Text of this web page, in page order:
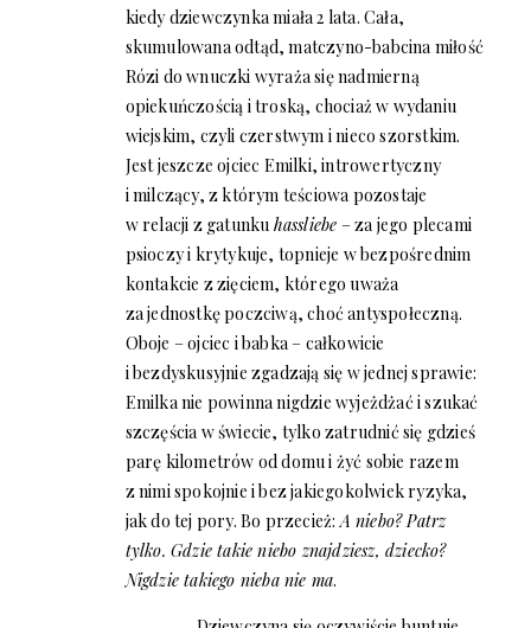
kiedy dziewczynka miała 2 lata. Cała,
skumulowana odtąd, matczyno-babcina miłość
Rózi do wnuczki wyraża się nadmierną
opiekuńczością i troską, chociaż w wydaniu
wiejskim, czyli czerstwym i nieco szorstkim.
Jest jeszcze ojciec Emilki, introwertyczny
i milczący, z którym teściowa pozostaje
w relacji z gatunku hassliebe – za jego plecami
psioczy i krytykuje, topnieje w bezpośrednim
kontakcie z zięciem, którego uważa
za jednostkę poczciwą, choć antyspołeczną.
Oboje – ojciec i babka – całkowicie
i bezdyskusyjnie zgadzają się w jednej sprawie:
Emilka nie powinna nigdzie wyjeżdżać i szukać
szczęścia w świecie, tylko zatrudnić się gdzieś
parę kilometrów od domu i żyć sobie razem
z nimi spokojnie i bez jakiegokolwiek ryzyka,
jak do tej pory. Bo przecież: A niebo? Patrz
tylko. Gdzie takie niebo znajdziesz, dziecko?
Nigdzie takiego nieba nie ma.